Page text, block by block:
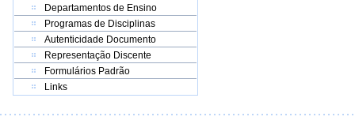
Departamentos de Ensino
Programas de Disciplinas
Autenticidade Documento
Representação Discente
Formulários Padrão
Links